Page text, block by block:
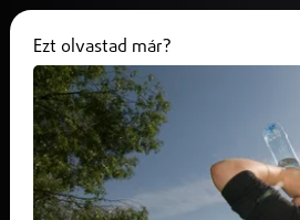
Külföld
Ezt olvastad már?